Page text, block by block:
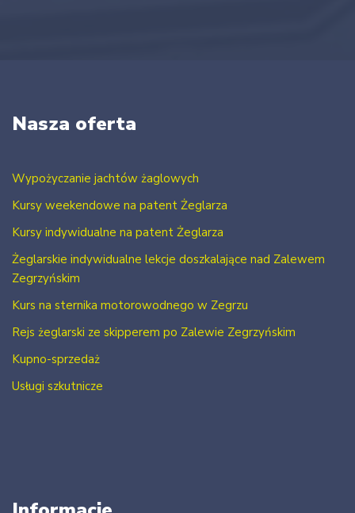
Nasza oferta
Wypożyczanie jachtów żaglowych
Kursy weekendowe na patent Żeglarza
Kursy indywidualne na patent Żeglarza
Żeglarskie indywidualne lekcje doszkalające nad Zalewem
Zegrzyńskim
Kurs na sternika motorowodnego w Zegrzu
Rejs żeglarski ze skipperem po Zalewie Zegrzyńskim
Kupno-sprzedaż
Usługi szkutnicze